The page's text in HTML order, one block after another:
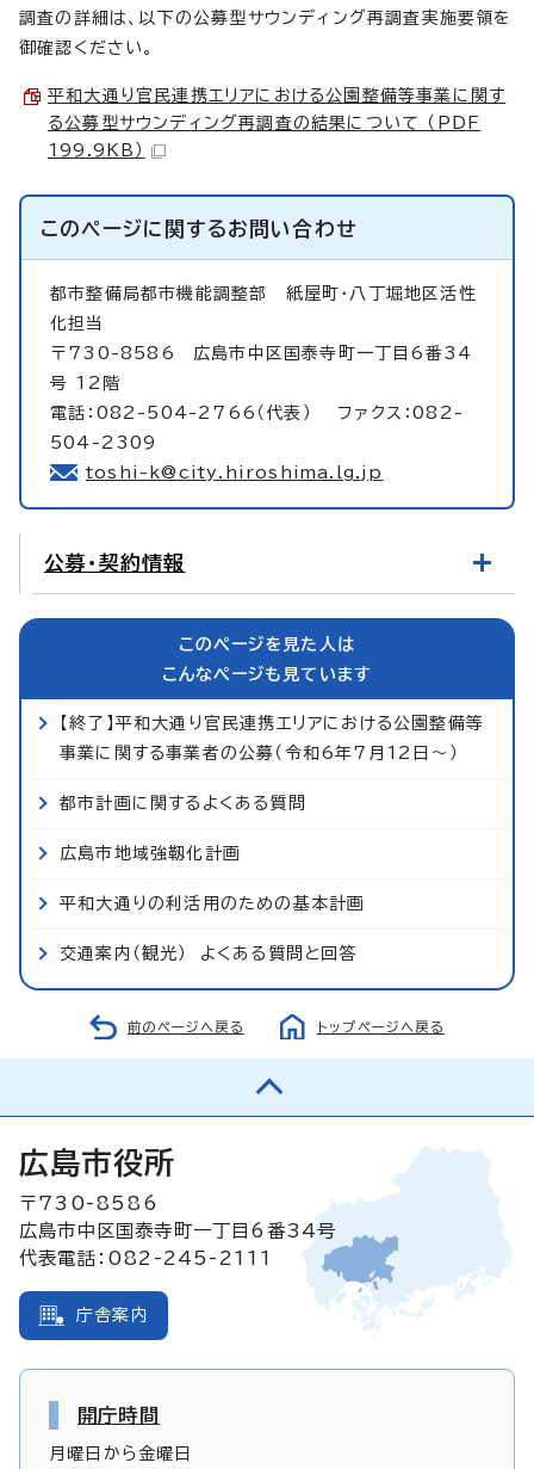
調査の詳細は、以下の公募型サウンディング再調査実施要領を
御確認ください。
平和大通り官民連携エリアにおける公園整備等事業に関す
る公募型サウンディング再調査の結果について （PDF
199.9KB）
このページに関するお問い合わせ
都市整備局都市機能調整部 紙屋町・八丁堀地区活性
化担当
〒730-8586 広島市中区国泰寺町一丁目6番34
号 12階
電話：082-504-2766（代表） ファクス：082-
504-2309
toshi-k@city.hiroshima.lg.jp
公募・契約情報
このページを見た人は
こんなページも見ています
【終了】平和大通り官民連携エリアにおける公園整備等
事業に関する事業者の公募（令和6年7月12日～）
都市計画に関するよくある質問
広島市地域強靱化計画
平和大通りの利活用のための基本計画
交通案内（観光） よくある質問と回答
前のページへ戻る トップページへ戻る
広島市役所
〒730-8586
広島市中区国泰寺町一丁目6番34号
代表電話：082-245-2111
庁舎案内
開庁時間
月曜日から金曜日